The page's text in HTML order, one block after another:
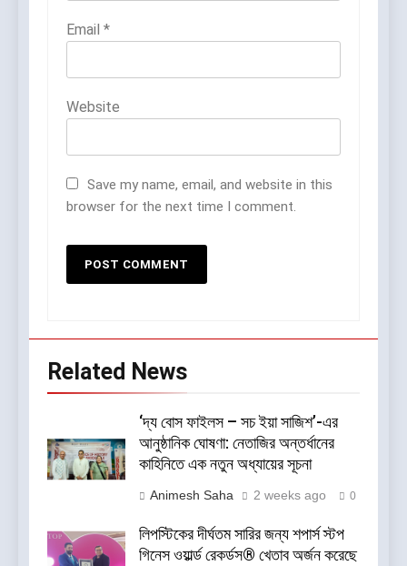
Email *
Website
Save my name, email, and website in this
browser for the next time I comment.
Related News
‘দ্য বোস ফাইলস – সচ ইয়া সাজিশ’-এর
আনুষ্ঠানিক ঘোষণা: নেতাজির অন্তর্ধানের
কাহিনিতে এক নতুন অধ্যায়ের সূচনা
Animesh Saha 2 weeks ago 0
লিপস্টিকের দীর্ঘতম সারির জন্য শপার্স স্টপ
গিনেস ওয়ার্ল্ড রেকর্ডস® খেতাব অর্জন করেছে